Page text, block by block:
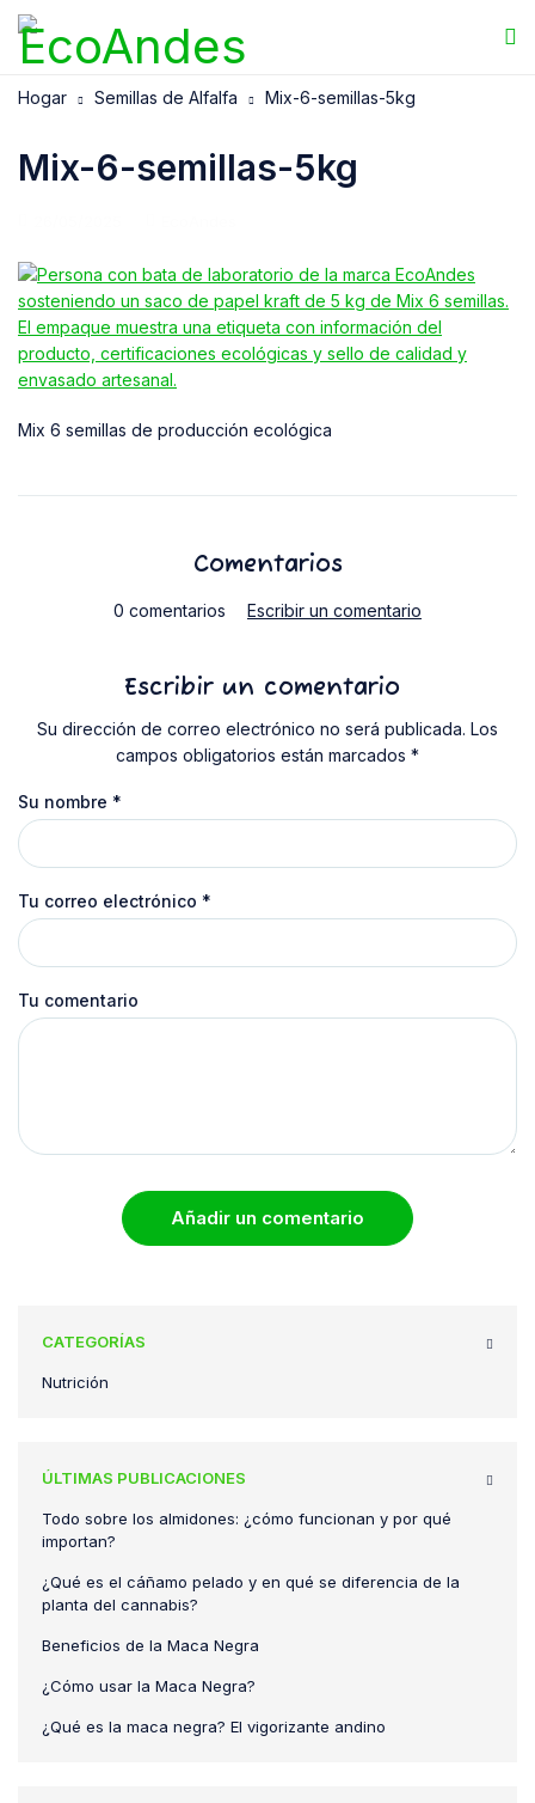
Hogar Semillas de Alfalfa Mix-6-semillas-5kg
Mix-6-semillas-5kg
Mix 6 semillas de producción ecológica
Comentarios
0 comentarios Escribir un comentario
Escribir un comentario
Su dirección de correo electrónico no será publicada. Los
campos obligatorios están marcados *
Su nombre *
Tu correo electrónico *
Tu comentario
Añadir un comentario
CATEGORÍAS
Nutrición
ÚLTIMAS PUBLICACIONES
Todo sobre los almidones: ¿cómo funcionan y por qué
importan?
¿Qué es el cáñamo pelado y en qué se diferencia de la
planta del cannabis?
Beneficios de la Maca Negra
¿Cómo usar la Maca Negra?
¿Qué es la maca negra? El vigorizante andino